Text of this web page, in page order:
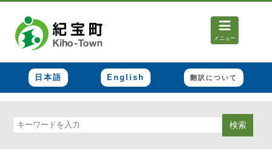
メニュー
日本語 English 翻訳について
検索